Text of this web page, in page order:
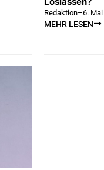
Redaktion–6.
MEHR LESEN